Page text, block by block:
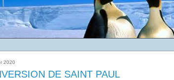
2020
DE SAINT PAUL